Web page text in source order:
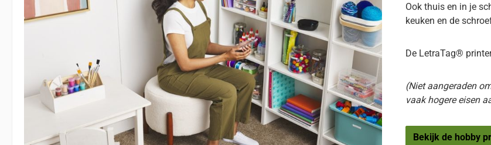
Ook thuis en in je
keuken en de
De LetraTag®
(Niet aangeraden
vaak hogere eisen
Bekijk de hobby